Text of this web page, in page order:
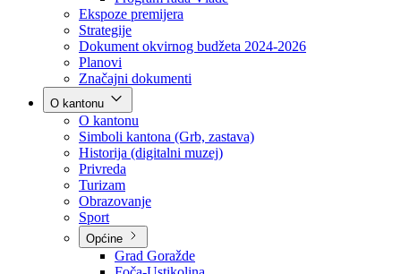
Vlada
Poslovnik
Program rada Vlade
Ekspoze premijera
Strategije
Dokument okvirnog budžeta 2024-2026
Planovi
Značajni dokumenti
O kantonu
O kantonu
Simboli kantona (Grb, zastava)
Historija (digitalni muzej)
Privreda
Turizam
Obrazovanje